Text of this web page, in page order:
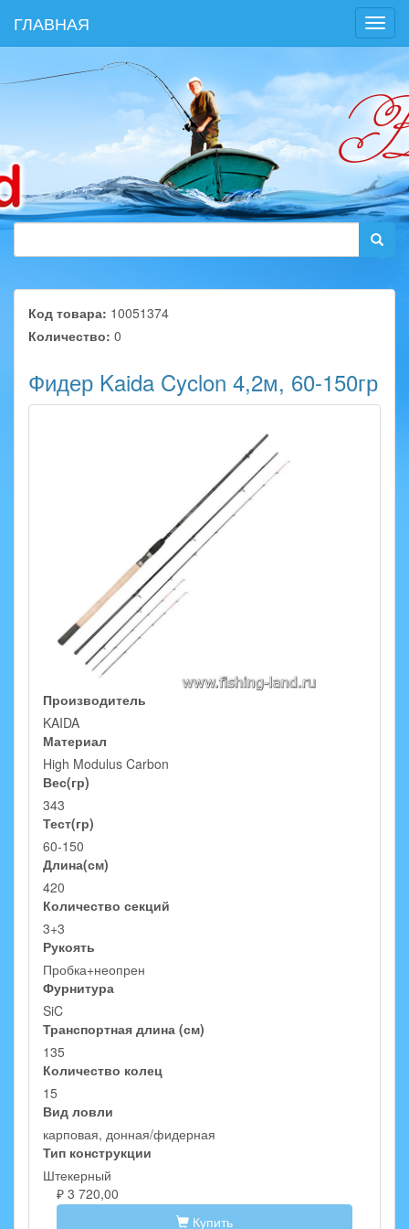
ГЛАВНАЯ
Код товара: 10051374
Количество: 0
Фидер Kaida Cyclon 4,2м, 60-150гр
Производитель
KAIDA
Материал
High Modulus Carbon
Вес(гр)
343
Тест(гр)
60-150
Длина(см)
420
Количество секций
3+3
Рукоять
Пробка+неопрен
Фурнитура
SiC
Транспортная длина (см)
135
Количество колец
15
Вид ловли
карповая, донная/фидерная
Тип конструкции
Штекерный
₽ 3 720,00
Купить